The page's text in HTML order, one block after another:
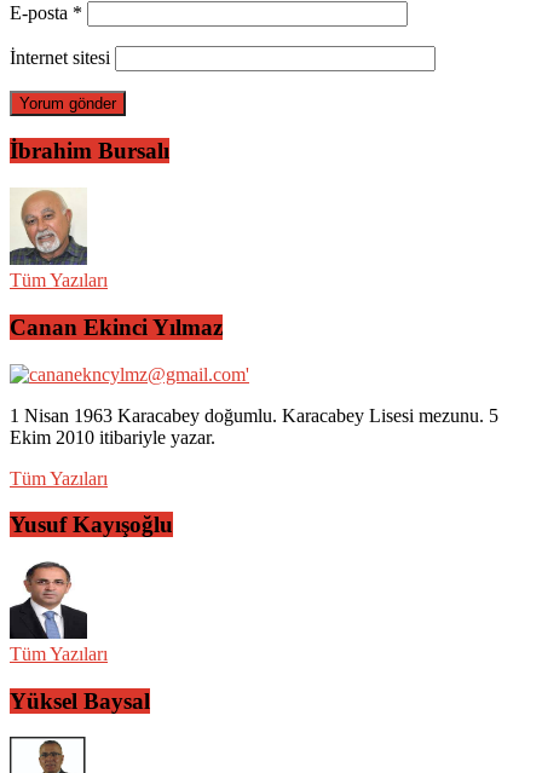
E-posta *
İnternet sitesi
İbrahim Bursalı
Tüm Yazıları
Canan Ekinci Yılmaz
1 Nisan 1963 Karacabey doğumlu. Karacabey Lisesi mezunu. 5
Ekim 2010 itibariyle yazar.
Tüm Yazıları
Yusuf Kayışoğlu
Tüm Yazıları
Yüksel Baysal